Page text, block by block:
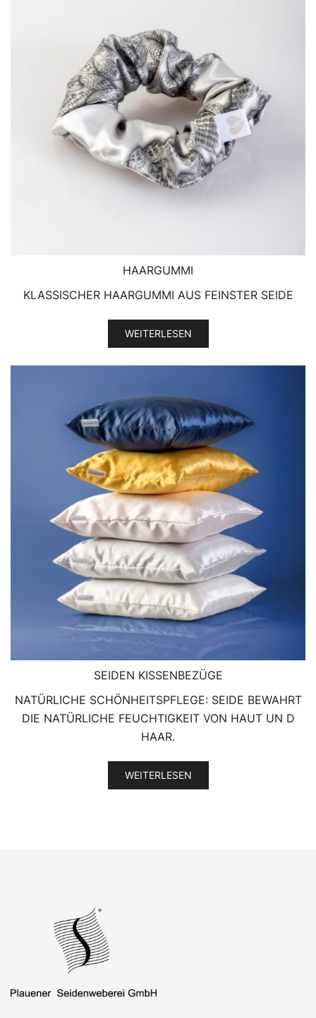
HAARGUMMI
KLASSISCHER HAARGUMMI AUS FEINSTER SEIDE
WEITERLESEN
SEIDEN KISSENBEZÜGE
NATÜRLICHE SCHÖNHEITSPFLEGE: SEIDE BEWAHRT
DIE NATÜRLICHE FEUCHTIGKEIT VON HAUT UN D
HAAR.
WEITERLESEN